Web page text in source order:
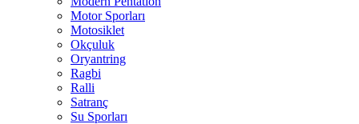
Motor Sporları
Motosiklet
Okçuluk
Oryantring
Ragbi
Ralli
Satranç
Su Sporları